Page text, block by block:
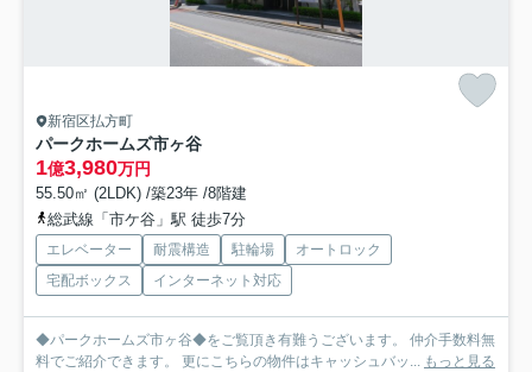
新宿区払方町
パークホームズ市ヶ谷
1億3,980万円
55.50㎡ (2LDK) /築23年 /8階建
総武線「市ケ谷」駅 徒歩7分
エレベーター 耐震構造 駐輪場
オートロック
宅配ボックス
インターネット対応
◆パークホームズ市ヶ谷◆をご覧頂き有難うございます。 仲介手数料無
料でご紹介できます。 更にこちらの物件はキャッシュバッ... もっと見る